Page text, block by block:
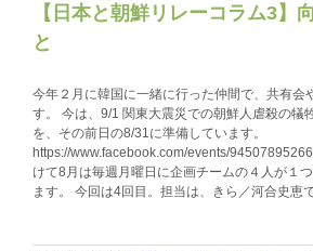
【日本と朝鮮リレーコラム3】
と
今年２月に韓国に一緒に行った仲間で、共有会
す。 今は、9/1 関東大震災での朝鮮人虐殺の犠
を、その前日の8/31に準備しています。
https://www.facebook.com/events/
けて8月は毎週月曜日に企画チームの４人が１
ます。 今回は4回目。担当は、きら／河合史恵